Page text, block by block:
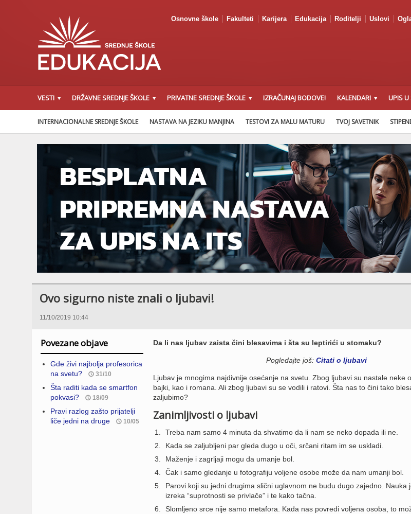
Osnovne škole Fakulteti Karijera Edukacija Roditelji Uslovi
VESTI DRŽAVNE SREDNJE ŠKOLE PRIVATNE SREDNJE ŠKOLE IZRAČUNAJ BODOVE! KALENDARI UPIS U
INTERNACIONALNE SREDNJE ŠKOLE NASTAVA NA JEZIKU MANJINA TESTOVI ZA MALU MATURU TVOJ SAVETNIK
Ovo sigurno niste znali o ljubavi!
11/10/2019 10:44
Povezane objave
Gde živi najbolja profesorica
na svetu?
31/10
Šta raditi kada se smartfon
pokvasi?
18/09
Pravi razlog zašto prijatelji
liče jedni na druge
10/05
Da li nas ljubav zaista čini blesavima i šta su leptirići u stomaku?
Pogledajte još:Citati o ljubavi
Ljubav je mnogima najdivnije osećanje na svetu. Zbog ljubavi su nastale neke
bajki, kao i romana. Ali zbog ljubavi su se vodili i ratovi. Šta nas to čini tako
zaljubimo?
Zanimljivosti o ljubavi
Treba nam samo 4 minuta da shvatimo da li nam se neko dopada ili ne.
Kada se zaljubljeni par gleda dugo u oči, srčani ritam im se uskladi.
Maženje i zagrljaji mogu da umanje bol.
Čak i samo gledanje u fotografiju voljene osobe može da nam umanji bol.
Parovi koji su jedni drugima slični uglavnom ne budu dugo zajedno. Nauka
izreka “suprotnosti se privlače” i te kako tačna.
Slomljeno srce nije samo metafora. Kada nas povredi voljena osoba, to